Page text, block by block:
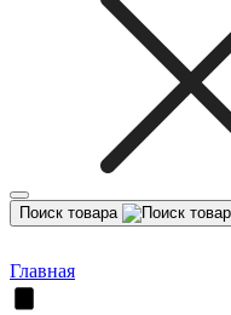
Поиск товара
Главная